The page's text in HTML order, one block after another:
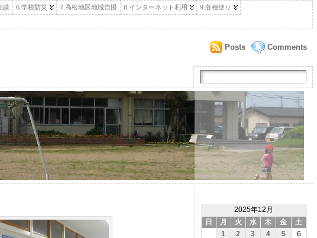
談 6.学校防災 7.高松地区地域自慢 8.インターネット利用
9.各種便り
Comments
Posts
2025年12月
日
月 火 水 木 金 土
1 2 3 4 5
6